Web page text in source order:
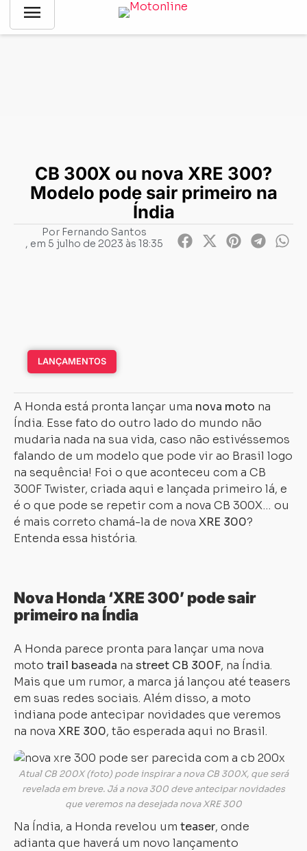
menu
Notícias Lançamentos-CB 300X ou nova XRE 300? Modelo
CB 300X ou nova XRE 300?
Modelo pode sair primeiro na
Índia
PorFernando Santos
, em 5 julho de 2023 às 18:35
LANÇAMENTOS
A Honda está pronta lançar uma nova moto na
Índia. Esse fato do outro lado do mundo não
mudaria nada na sua vida, caso não estivéssemos
falando de um modelo que pode vir ao Brasil logo
na sequência! Foi o que aconteceu com a CB
300F Twister, criada aqui e lançada primeiro lá, e
é o que pode se repetir com a nova CB 300X… ou
é mais correto chamá-la de nova XRE 300?
Entenda essa história.
Nova Honda ‘XRE 300’ pode sair
primeiro na Índia
A Honda parece pronta para lançar uma nova
moto trail baseada na street CB 300F, na Índia.
Mais que um rumor, a marca já lançou até teasers
em suas redes sociais. Além disso, a moto
indiana pode antecipar novidades que veremos
na nova XRE 300, tão esperada aqui no Brasil.
Atual CB 200X (foto) pode inspirar a nova CB 300X, que será
revelada em breve. Já a nova 300 deve antecipar novidades
que veremos na desejada nova XRE 300
Na Índia, a Honda revelou um teaser, onde
adianta que haverá um novo lançamento